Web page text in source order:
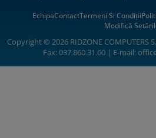
EchipaContactTermeni Si Condiții
Modifică
Copyright © 2026 RIDZONE COMPUTERS
Fax: 037.860.31.60 | E-mail: